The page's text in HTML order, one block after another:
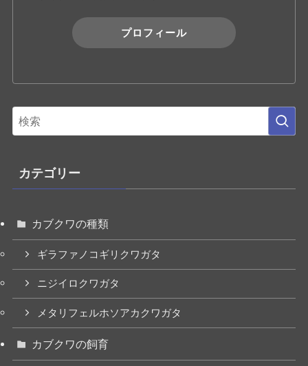
プロフィール
カテゴリー
カブクワの種類
ギラファノコギリクワガタ
ニジイロクワガタ
メタリフェルホソアカクワガタ
カブクワの飼育